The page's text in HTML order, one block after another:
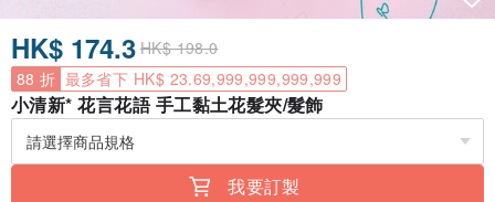
HK$ 174.3 HK$ 198.0
88 折 最多省下 HK$ 23.69,999,999,999,999
小清新* 花言花語 手工黏土花髮夾/髮飾
我要訂製